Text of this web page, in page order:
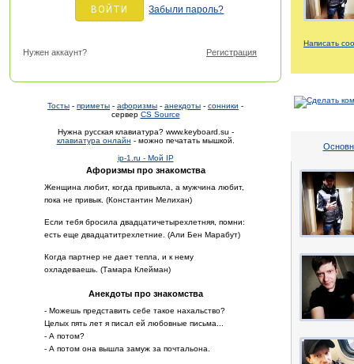
Забыли пароль?
Нужен аккаунт? Регистрация
Тосты - приметы - афоризмы - анекдоты - сонники -
сервер CS Source
Нужна русская клавиатура? www.keyboard.su -
клавиатура онлайн - можно печатать мышкой.
ip-1.ru - Мой IP
Афоризмы про знакомства
Женщина любит, когда привыкла, а мужчина любит,
пока не привык. (Константин Мелихан)
Если тебя бросила двадцатичетырехлетняя, помни:
есть еще двадцатитрехлетние. (Али Бен Марабут)
Когда партнер не дает тепла, и к нему
охладеваешь. (Тамара Клейман)
Анекдоты про знакомства
- Можешь представить себе такое нахальство?
Целых пять лет я писал ей любовные письма...
- А потом?
- А потом она вышла замуж за почтальона.
Написать